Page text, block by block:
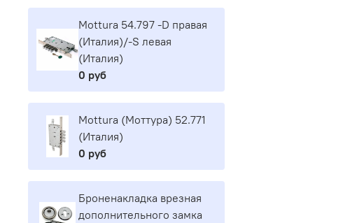
Mottura 54.797 -D правая
(Италия)/-S левая
(Италия)
0 руб
Mottura (Моттура) 52.771
(Италия)
0 руб
Броненакладка врезная
дополнительного замка